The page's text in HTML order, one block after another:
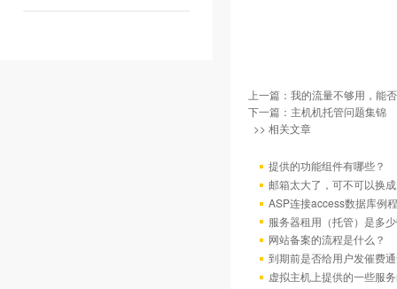
上一篇： 我的流量不够用，能
下一篇： 主机机托管问题集锦
>> 相关文章
提供的功能组件有哪些？
邮箱太大了，可不可以换
ASP连接access数据库例程
服务器租用（托管）是多
网站备案的流程是什么？
到期前是否给用户发催费
虚拟主机上提供的一些服